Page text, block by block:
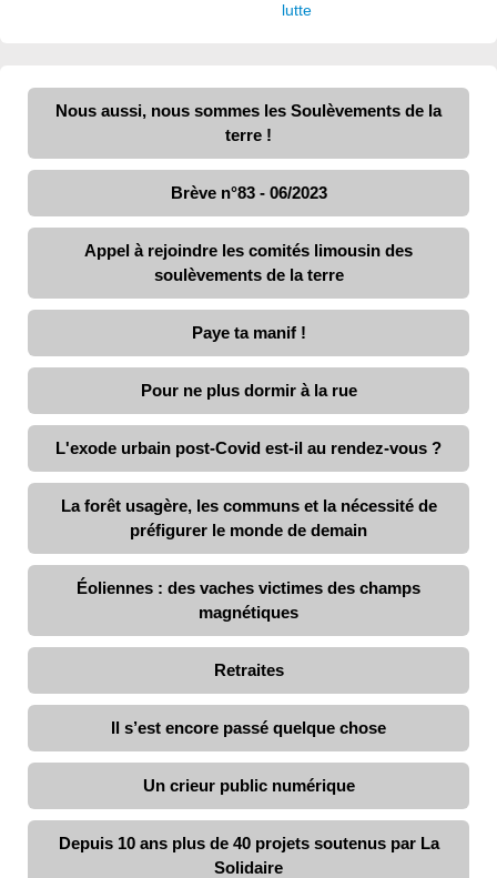
lutte
Nous aussi, nous sommes les Soulèvements de la
terre !
Brève n°83 - 06/2023
Appel à rejoindre les comités limousin des
soulèvements de la terre
Paye ta manif !
Pour ne plus dormir à la rue
L'exode urbain post-Covid est-il au rendez-vous ?
La forêt usagère, les communs et la nécessité de
préfigurer le monde de demain
Éoliennes : des vaches victimes des champs
magnétiques
Retraites
Il s’est encore passé quelque chose
Un crieur public numérique
Depuis 10 ans plus de 40 projets soutenus par La
Solidaire